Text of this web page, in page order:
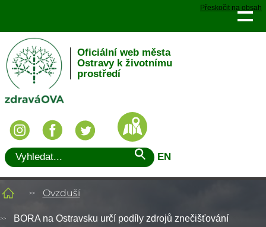
Přeskočit na obsah
Oficiální web města
Ostravy k životnímu
prostředí
EN
Ovzduší
BORA na Ostravsku určí podíly zdrojů znečišťování